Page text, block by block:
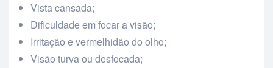
Vista cansada;
Dificuldade em focar a visão;
Irritação e vermelhidão do olho;
Visão turva ou desfocada;